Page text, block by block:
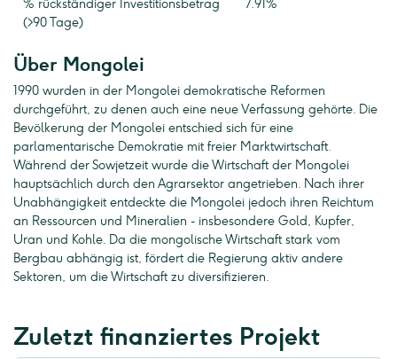
% rückständiger Investitionsbetrag
(>90 Tage)
7.91%
Über Mongolei
1990 wurden in der Mongolei demokratische Reformen
durchgeführt, zu denen auch eine neue Verfassung gehörte. Die
Bevölkerung der Mongolei entschied sich für eine
parlamentarische Demokratie mit freier Marktwirtschaft.
Während der Sowjetzeit wurde die Wirtschaft der Mongolei
hauptsächlich durch den Agrarsektor angetrieben. Nach ihrer
Unabhängigkeit entdeckte die Mongolei jedoch ihren Reichtum
an Ressourcen und Mineralien - insbesondere Gold, Kupfer,
Uran und Kohle. Da die mongolische Wirtschaft stark vom
Bergbau abhängig ist, fördert die Regierung aktiv andere
Sektoren, um die Wirtschaft zu diversifizieren.
Zuletzt finanziertes Projekt